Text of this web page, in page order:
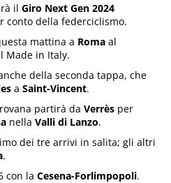
ilGiro Next Gen 2024
conto della federciclismo.
mattina a Roma al
Made in Italy.
della seconda tappa, che
aSaint-Vincent.
partirà daVerrès per
nellaValli di Lanzo.
dei tre arrivi in salita; gli altri
.
con laCesena-Forlimpopoli.